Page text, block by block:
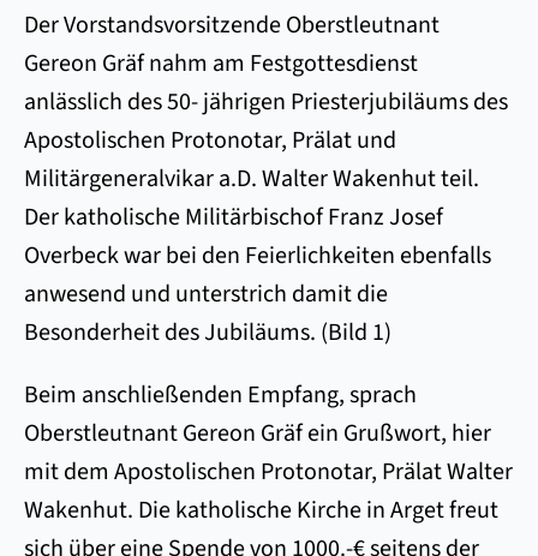
Der Vorstandsvorsitzende Oberstleutnant
Gereon Gräf nahm am Festgottesdienst
anlässlich des 50- jährigen Priesterjubiläums des
Apostolischen Protonotar, Prälat und
Militärgeneralvikar a.D. Walter Wakenhut teil.
Der katholische Militärbischof Franz Josef
Overbeck war bei den Feierlichkeiten ebenfalls
anwesend und unterstrich damit die
Besonderheit des Jubiläums. (Bild 1)
Beim anschließenden Empfang, sprach
Oberstleutnant Gereon Gräf ein Grußwort, hier
mit dem Apostolischen Protonotar, Prälat Walter
Wakenhut. Die katholische Kirche in Arget freut
sich über eine Spende von 1000.-€ seitens der